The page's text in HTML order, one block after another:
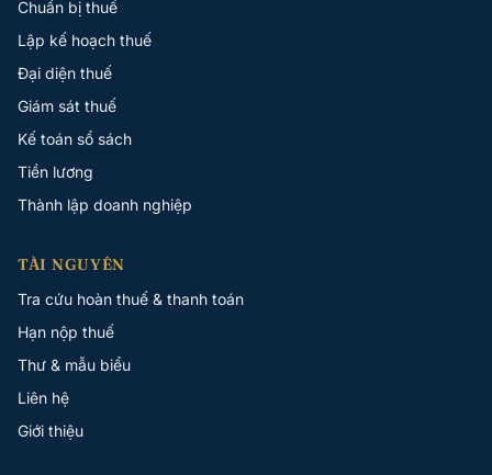
Chuẩn bị thuế
Lập kế hoạch thuế
Đại diện thuế
Giám sát thuế
Kế toán sổ sách
Tiền lương
Thành lập doanh nghiệp
TÀI NGUYÊN
Tra cứu hoàn thuế & thanh toán
Hạn nộp thuế
Thư & mẫu biểu
Liên hệ
Giới thiệu